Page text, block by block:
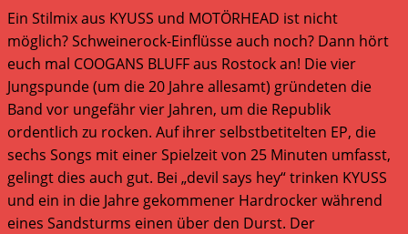
Ein Stilmix aus KYUSS und MOTÖRHEAD ist nicht
möglich? Schweinerock-Einflüsse auch noch? Dann hört
euch mal COOGANS BLUFF aus Rostock an! Die vier
Jungspunde (um die 20 Jahre allesamt) gründeten die
Band vor ungefähr vier Jahren, um die Republik
ordentlich zu rocken. Auf ihrer selbstbetitelten EP, die
sechs Songs mit einer Spielzeit von 25 Minuten umfasst,
gelingt dies auch gut. Bei „devil says hey“ trinken KYUSS
und ein in die Jahre gekommener Hardrocker während
eines Sandsturms einen über den Durst. Der